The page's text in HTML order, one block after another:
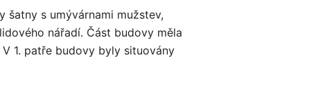
s umývárnami mužstev,
nářadí. Část budovy měla
1. patře budovy byly situovány